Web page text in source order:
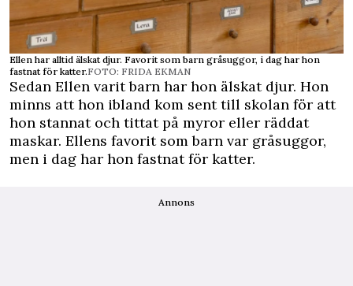
Ellen har alltid älskat djur. Favorit som barn gråsuggor, i dag har hon
fastnat för katter.FOTO: FRIDA EKMAN
Sedan Ellen varit barn har hon älskat djur. Hon
minns att hon ibland kom sent till skolan för att
hon stannat och tittat på myror eller räddat
maskar. Ellens favorit som barn var gråsuggor,
men i dag har hon fastnat för katter.
Annons